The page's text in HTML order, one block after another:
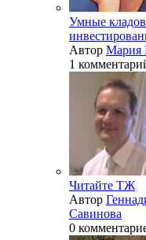
Умные
Автор Мария
1
Читайте ТЖ
Автор
Савинова
0